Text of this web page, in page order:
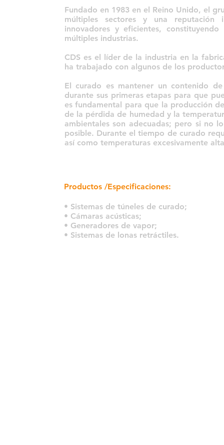
Fundado en 1983 en el Reino Unido, el
múltiples sectores y una reputación
innovadores y eficientes,
múltiples industrias.
CDS es el líder de la industria en la
ha trabajado con algunos de los
El curado es mantener un contenido
durante sus primeras etapas para que
es fundamental para que la producción
de la pérdida de humedad y la
ambientales son adecuadas; pero si no
posible. Durante el tiempo de curado
así como temperaturas excesivamente
Productos /Especificaciones:
• Sistemas de túneles de curado;
• Cámaras acústicas;
• Generadores de vapor;
• Sistemas de lonas retráctiles.